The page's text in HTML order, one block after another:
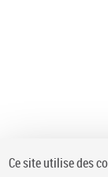
Ce site utilise des